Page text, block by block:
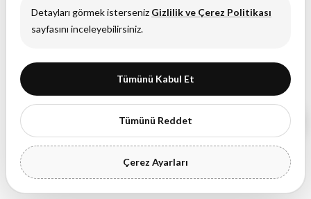
Gönder
Merhaba, ben OpenContainer AI
Detayları görmek isterseniz Gizlilik ve Çerez Politikası
sayfasını inceleyebilirsiniz.
Tümünü Kabul Et
Tümünü Reddet
Çerez Ayarları